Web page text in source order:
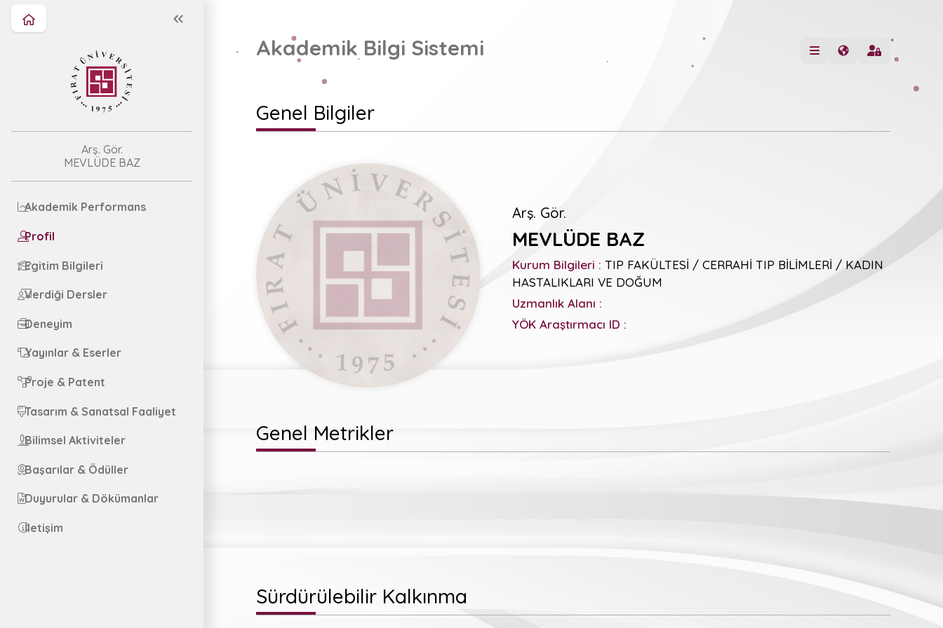
Arş. Gör.
MEVLÜDE BAZ
Akademik Performans
Profil
Egitim Bilgileri
Verdiği Dersler
Deneyim
Yayınlar & Eserler
Proje & Patent
Tasarım & Sanatsal Faaliyet
Bilimsel Aktiviteler
Başarılar & Ödüller
Duyurular & Dökümanlar
İletişim
Akademik Bilgi Sistemi
Genel Bilgiler
Arş. Gör.
MEVLÜDE BAZ
Kurum Bilgileri : TIP FAKÜLTESİ / CERRAHİ TIP BİLİMLERİ / KADIN
HASTALIKLARI VE DOĞUM
Uzmanlık Alanı :
YÖK Araştırmacı ID :
Genel Metrikler
Sürdürülebilir Kalkınma